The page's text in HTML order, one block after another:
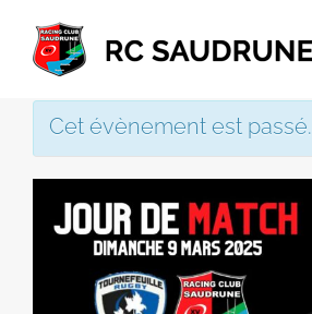
Passer
contenu
Cet évènement est passé.